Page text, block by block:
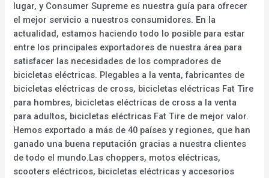
lugar, y Consumer Supreme es nuestra guía para ofrecer
el mejor servicio a nuestros consumidores. En la
actualidad, estamos haciendo todo lo posible para estar
entre los principales exportadores de nuestra área para
satisfacer las necesidades de los compradores de
bicicletas eléctricas. Plegables a la venta, fabricantes de
bicicletas eléctricas de cross, bicicletas eléctricas Fat Tire
para hombres, bicicletas eléctricas de cross a la venta
para adultos, bicicletas eléctricas Fat Tire de mejor valor.
Hemos exportado a más de 40 países y regiones, que han
ganado una buena reputación gracias a nuestra clientes
de todo el mundo.Las choppers, motos eléctricas,
scooters eléctricos, bicicletas eléctricas y accesorios